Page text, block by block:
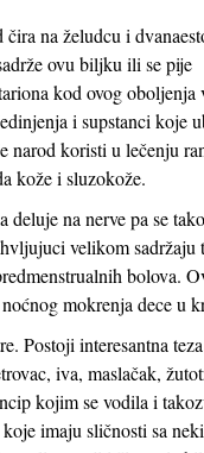
na želudcu i
ovu biljku ili se pije
kod ovog oboljenja
i supstanci koje
narod koristi u lečenju
kože i sluzokože.
deluje na nerve pa se
velikom sadržaju
bolova.
mokrenja dece u
Postoji interesantna
iva, maslačak,
kojim se vodila i
imaju sličnosti sa